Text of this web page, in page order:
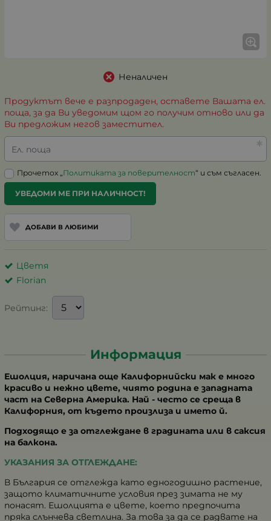
Неналичен
Продуктът вече е разпродаден, оставете Вашата ел.
поща, за да Ви уведомим щом го получим отново или да
Ви предложим негов заместител.
Ел. поща
Прочетох „ Политиката за поверителност“ и съм съгласен.
УВЕДОМИ МЕ ПРИ НАЛИЧНОСТ!
ДОБАВИ В ЛЮБИМИ
Цветя
Florian
Рейтинг:
Информация
Ешолция, наричана още Калифорнийски мак е много
красиво и нежно цвете, чиято родина е западната
част на Северна Америка. Най - често се среща в
Калифорния, от където произлиза и името й.
Подходящо е за отглеждане в градината или в саксия
на балкона.
УКАЗАНИЯ ЗА ОТГЛЕЖДАНЕ:
В България се отглежда като едногодишно растение,
защото климатичните условия през зимата не му
понасят. Ешолцията е цвете, което предпочита
пряка слънчева светлина. За това за да се радвате на